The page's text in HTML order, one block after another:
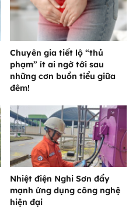
Chuyên gia tiết lộ “thủ
phạm” ít ai ngờ tới sau
những cơn buồn tiểu giữa
đêm!
Nhiệt điện Nghi Sơn đẩy
mạnh ứng dụng công nghệ
hiện đại